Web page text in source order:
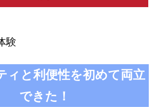
験
ィと利便性を初めて両立
できた！